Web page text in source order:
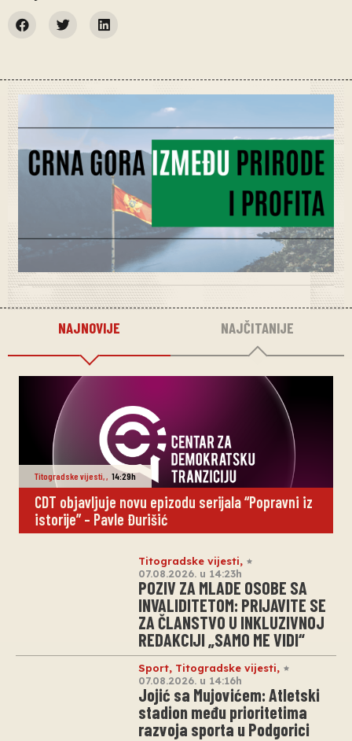
NAJNOVIJE NAJČITANIJE
Titogradske vijesti,, 14:29h
CDT objavljuje novu epizodu serijala “Popravni iz
istorije” – Pavle Đurišić
Titogradske vijesti,
07.08.2026. u 14:23h
POZIV ZA MLADE OSOBE SA
INVALIDITETOM: PRIJAVITE SE
ZA ČLANSTVO U INKLUZIVNOJ
REDAKCIJI „SAMO ME VIDI“
Sport, Titogradske vijesti,
07.08.2026. u 14:16h
Jojić sa Mujovićem: Atletski
stadion među prioritetima
razvoja sporta u Podgorici